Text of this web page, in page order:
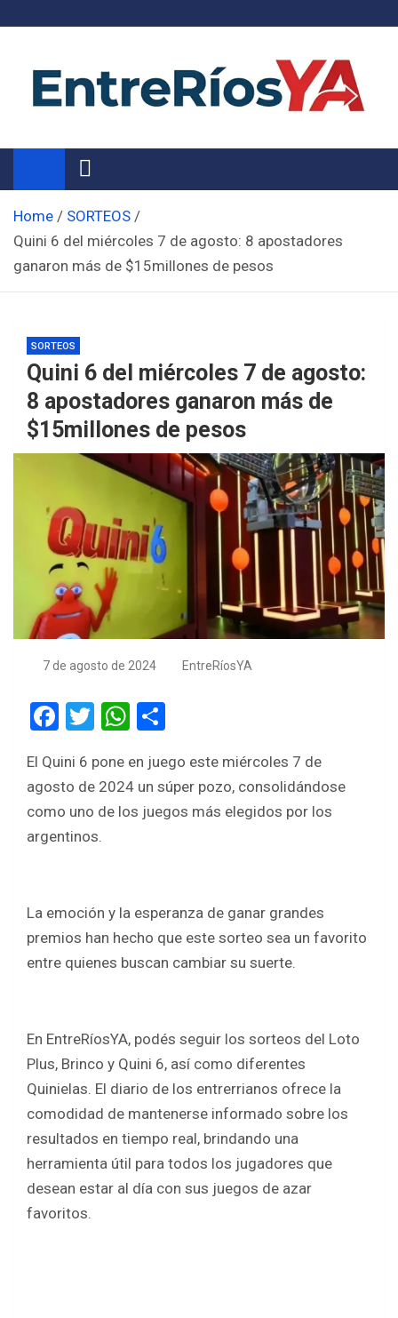
Noticias de Entre Ríos
Información de toda la provincia ahora
Home
SORTEOS
Quini 6 del miércoles 7 de agosto: 8 apostadores
ganaron más de $15millones de pesos
SORTEOS
Quini 6 del miércoles 7 de agosto:
8 apostadores ganaron más de
$15millones de pesos
7 de agosto de 2024 EntreRíosYA
F
ce
b
o
T
tt
er
W
at
s
A
ar
e
El Quini 6 pone en juego este miércoles 7 de
agosto de 2024 un súper pozo, consolidándose
como uno de los juegos más elegidos por los
argentinos.
La emoción y la esperanza de ganar grandes
premios han hecho que este sorteo sea un favorito
entre quienes buscan cambiar su suerte.
En EntreRíosYA, podés seguir los sorteos del Loto
Plus, Brinco y Quini 6, así como diferentes
Quinielas. El diario de los entrerrianos ofrece la
comodidad de mantenerse informado sobre los
resultados en tiempo real, brindando una
herramienta útil para todos los jugadores que
desean estar al día con sus juegos de azar
favoritos.